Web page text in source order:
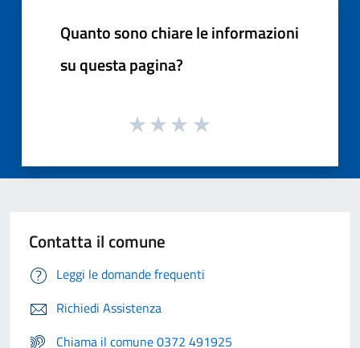
Quanto sono chiare le informazioni
su questa pagina?
Contatta il comune
Leggi le domande frequenti
Richiedi Assistenza
Chiama il comune 0372 491925